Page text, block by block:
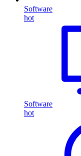
Software
hot
Software
hot